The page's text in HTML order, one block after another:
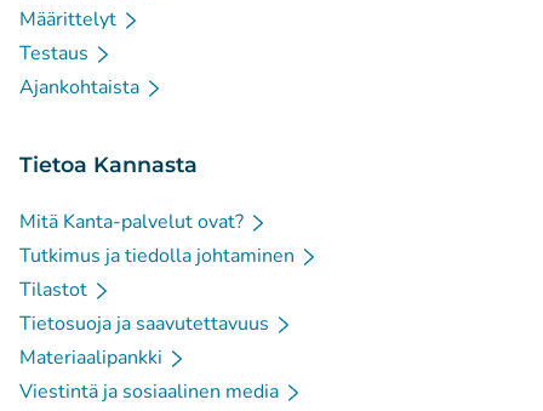
Määrittelyt
Testaus
Ajankohtaista
Tietoa Kannasta
Mitä Kanta-palvelut ovat?
Tutkimus ja tiedolla johtaminen
Tilastot
Tietosuoja ja saavutettavuus
Materiaalipankki
Viestintä ja sosiaalinen media